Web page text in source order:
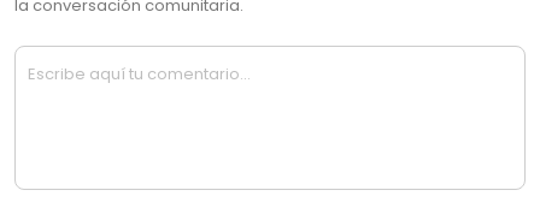
la conversación comunitaria.